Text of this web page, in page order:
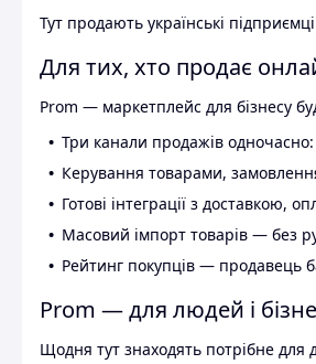
Тут продають українські
Для тих, хто продає
Prom — маркетплейс для бізнесу
Три канали продажів
Керування товарами,
Готові інтеграції з доставкою,
Масовий імпорт товарів — без
Рейтинг покупців — продавець
Prom — для людей і
Щодня тут знаходять потрібне для